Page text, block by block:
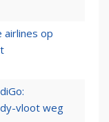
airlines op
vloot weg